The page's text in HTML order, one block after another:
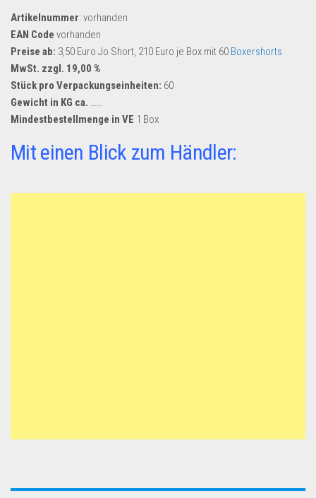
Anmelden
Kostenlos Registrieren
Newsletter
Artikelnummer: vorhanden
EAN Code vorhanden
Preise ab: 3,50 Euro Jo Short, 210 Euro je Box mit 60 Boxershorts
MwSt. zzgl. 19,00 %
Stück pro Verpackungseinheiten: 60
Gewicht in KG ca. ……
Mindestbestellmenge in VE 1 Box
Mit einen Blick zum Händler: